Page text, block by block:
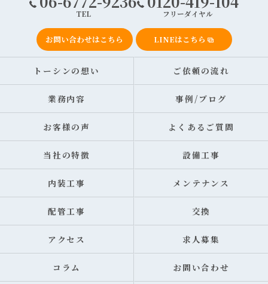
TEL フリーダイヤル
お問い合わせはこちら LINEはこちら
トーシンの想い ご依頼の流れ
業務内容 事例/ブログ
お客様の声 よくあるご質問
当社の特徴 設備工事
内装工事 メンテナンス
配管工事 交換
アクセス 求人募集
コラム お問い合わせ